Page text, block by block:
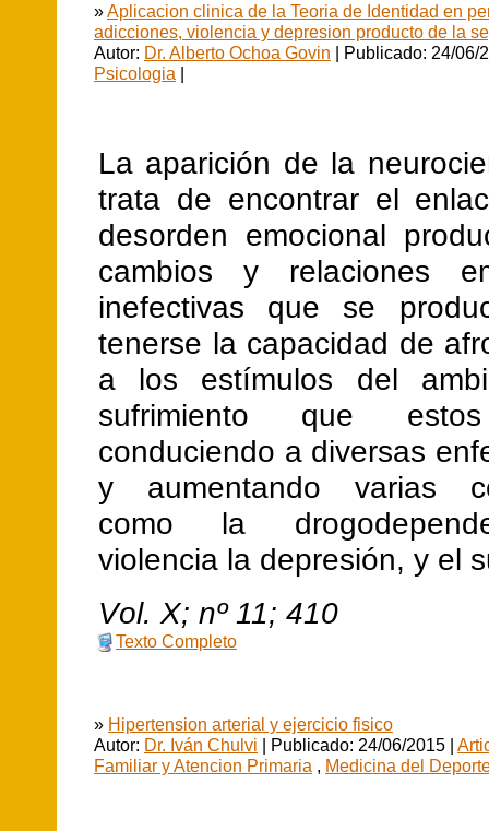
»Aplicacion clinica de la Teoria de Identidad en
adicciones, violencia y depresion producto de la
Autor: Dr. Alberto Ochoa Govin | Publicado: 24/06/
Psicologia |
La aparición de la
trata de encontrar el
desorden emocional
cambios y relaciones
inefectivas que se
tenerse la capacidad de
a los estímulos del
sufrimiento que
conduciendo a diversas
y aumentando varias
como la
violencia la depresión, y el
Vol. X; nº 11; 410
Texto Completo
» Hipertension arterial y ejercicio fisico
Autor: Dr. Iván Chulvi | Publicado: 24/06/2015 |
Familiar y Atencion Primaria , Medicina del